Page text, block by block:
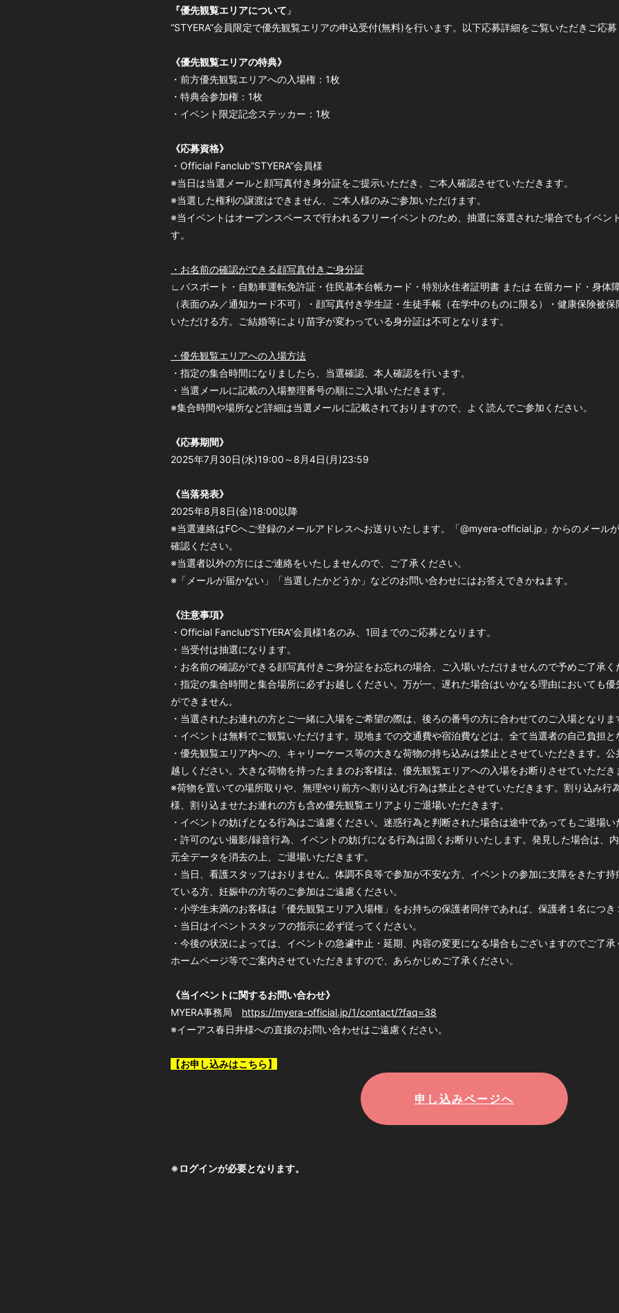
『優先観覧エリアについて 』
“STYERA”会員限定で優先観覧エリアの申込受付(無料)を行います。以下応募詳細をご覧いただきご応募
《優先観覧エリアの特典》
・前方優先観覧エリアへの入場権：1枚
・特典会参加権：1枚
・イベント限定記念ステッカー：1枚
《応募資格》
・Official Fanclub”STYERA”会員様
※当日は当選メールと顔写真付き身分証をご提示いただき、ご本人確認させていただきます。
※当選した権利の譲渡はできません、ご本人様のみご参加いただけます。
※当イベントはオープンスペースで行われるフリーイベントのため、抽選に落選された場合でもイベン
す。
・お名前の確認ができる顔写真付きご身分証
∟パスポート・自動車運転免許証・住民基本台帳カード・特別永住者証明書 または 在留カード・身体
（表面のみ／通知カード不可）・顔写真付き学生証・生徒手帳（在学中のものに限る）・健康保険被
いただける方。ご結婚等により苗字が変わっている身分証は不可となります。
・優先観覧エリアへの入場方法
・指定の集合時間になりましたら、当選確認、本人確認を行います。
・当選メールに記載の入場整理番号の順にご入場いただきます。
※集合時間や場所など詳細は当選メールに記載されておりますので、よく読んでご参加ください。
《応募期間》
2025年7月30日(水)19:00～8月4日(月)23:59
《当落発表》
2025年8月8日(金)18:00以降
※当選連絡はFCへご登録のメールアドレスへお送りいたします。「@myera-official.jp」からのメール
確認ください。
※当選者以外の方にはご連絡をいたしませんので、ご了承ください。
※「メールが届かない」「当選したかどうか」などのお問い合わせにはお答えできかねます。
《注意事項》
・Official Fanclub“STYERA”会員様1名のみ、1回までのご応募となります。
・当受付は抽選になります。
・お名前の確認ができる顔写真付きご身分証をお忘れの場合、ご入場いただけませんので予めご了承く
・指定の集合時間と集合場所に必ずお越しください。万が一、遅れた場合はいかなる理由においても
ができません。
・当選されたお連れの方とご一緒に入場をご希望の際は、後ろの番号の方に合わせてのご入場となりま
・イベントは無料でご観覧いただけます。現地までの交通費や宿泊費などは、全て当選者の自己負担と
・優先観覧エリア内への、キャリーケース等の大きな荷物の持ち込みは禁止とさせていただきます。
越しください。大きな荷物を持ったままのお客様は、優先観覧エリアへの入場をお断りさせていただき
※荷物を置いての場所取りや、無理やり前方へ割り込む行為は禁止とさせていただきます。割り込み行
様、割り込ませたお連れの方も含め優先観覧エリアよりご退場いただきます。
・イベントの妨げとなる行為はご遠慮ください。迷惑行為と判断された場合は途中であってもご退場い
・許可のない撮影/録音行為、イベントの妨げになる行為は固くお断りいたします。発見した場合は、
元全データを消去の上、ご退場いただきます。
・当日、看護スタッフはおりません。体調不良等で参加が不安な方、イベントの参加に支障をきたす
ている方、妊娠中の方等のご参加はご遠慮ください。
・小学生未満のお客様は「優先観覧エリア入場権」をお持ちの保護者同伴であれば、保護者１名につき
・当日はイベントスタッフの指示に必ず従ってください。
・今後の状況によっては、イベントの急遽中止・延期、内容の変更になる場合もございますのでご了
ホームページ等でご案内させていただきますので、あらかじめご了承ください。
《当イベントに関するお問い合わせ》
MYERA事務局 https://myera-official.jp/1/contact/?faq=38
※イーアス春日井様への直接のお問い合わせはご遠慮ください。
【お申し込みはこちら】
申し込みページへ
※ログインが必要となります。